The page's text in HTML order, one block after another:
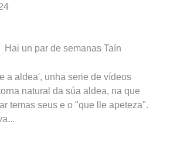
Hai un par de semanas Taín
a aldea', unha serie de vídeos
natural da súa aldea, na que
temas seus e o "que lle apeteza".